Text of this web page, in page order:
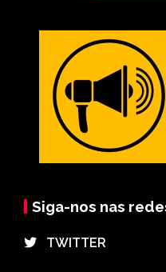
Siga-nos nas
⠀TWITTER